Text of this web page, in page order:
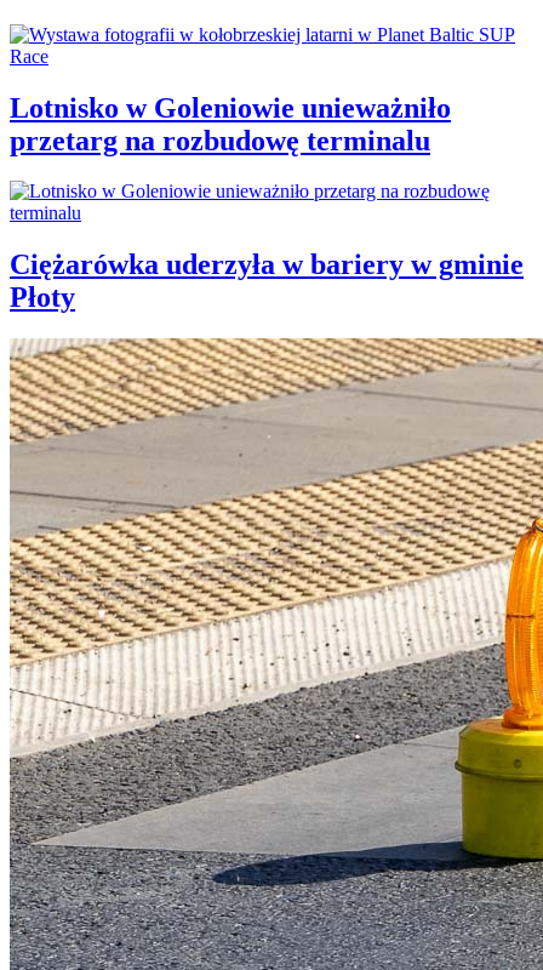
Lotnisko w Goleniowie unieważniło
przetarg na rozbudowę terminalu
Ciężarówka uderzyła w bariery w gminie
Płoty